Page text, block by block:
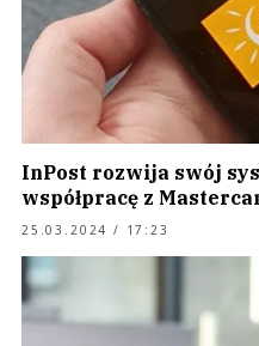
InPost rozwija swój
współpracę z
25.03.2024 / 17:23